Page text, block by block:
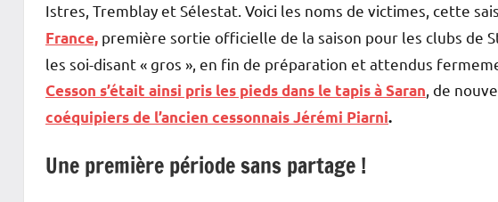
Istres, Tremblay et Sélestat. Voici les noms de victimes, cette
France, première sortie officielle de la saison pour les clubs de
les soi-disant « gros », en fin de préparation et attendus
Cesson s’était ainsi pris les pieds dans le tapis à Saran, de
coéquipiers de l’ancien cessonnais Jérémi Piarni.
Une première période sans partage !